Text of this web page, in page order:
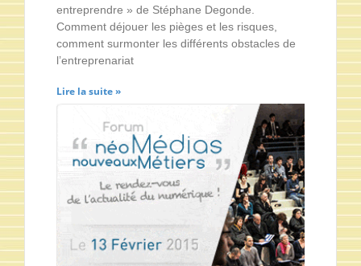
entreprendre » de Stéphane Degonde.
Comment déjouer les pièges et les risques,
comment surmonter les différents obstacles de
l’entreprenariat
Lire la suite »